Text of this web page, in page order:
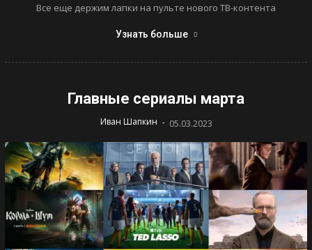
Все еще держим лапки на пульте нового ТВ-контента
Узнать больше
Главные сериалы марта
Иван Шапкин - 05.03.2023